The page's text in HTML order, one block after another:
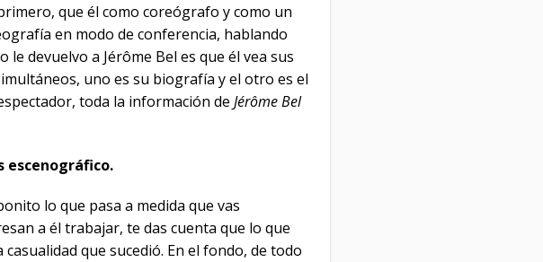
que él como coreógrafo y como un
en modo de conferencia, hablando
devuelvo a Jérôme Bel es que él vea sus
uno es su biografía y el otro es el
toda la información de Jérôme Bel
escenográfico.
lo que pasa a medida que vas
a él trabajar, te das cuenta que lo que
que sucedió. En el fondo, de todo